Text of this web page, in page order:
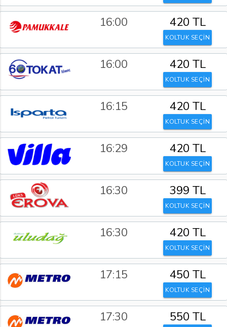
16:00 420 TL
KOLTUK SEÇİN
16:00 420 TL
KOLTUK SEÇİN
16:15 420 TL
KOLTUK SEÇİN
16:29 420 TL
KOLTUK SEÇİN
16:30 399 TL
KOLTUK SEÇİN
16:30 420 TL
KOLTUK SEÇİN
17:15 450 TL
KOLTUK SEÇİN
17:30 550 TL